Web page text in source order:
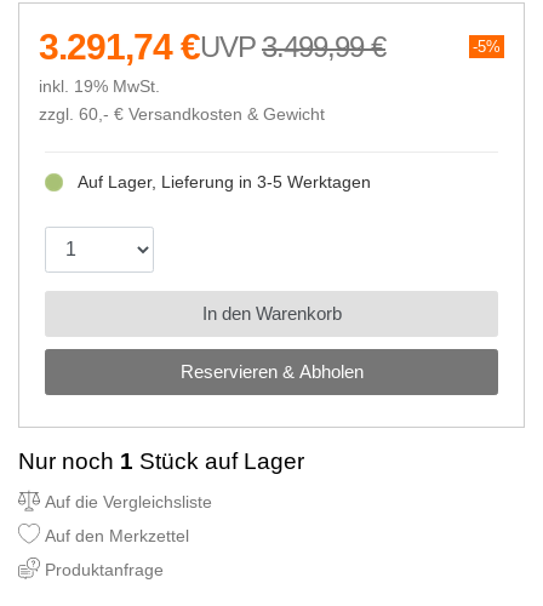
3.499,99 € 5%
3.291,74 €
inkl. 19% MwSt.
zzgl. 60,- € Versandkosten & Gewicht
Reservieren & Abholen
Auf Lager, Lieferung in 3-5 Werktagen
In den Warenkorb
Nur noch 1 Stück auf Lager
Auf die Vergleichsliste
Auf den Merkzettel
Produktanfrage